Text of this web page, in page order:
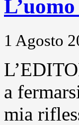
1 Agosto
a
mia